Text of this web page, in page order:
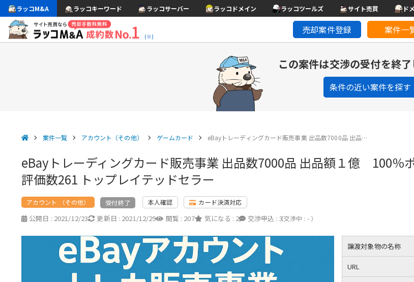
ラッコM&A ラッコキーワード ラッコサーバー ラッコドメイン ラッコツールズ サイト売買 ド
(※)
売却案件登録 案件一
この案件は交渉の受付を終了
条件の近い案件を探す
案件一覧 アカウント（その他） ゲームカード eBayトレーディングカード販売事業 出品数7000品 出品…
eBayトレーディングカード販売事業 出品数7000品 出品額１億 100％
評価数261 トップレイテッドセラー
アカウント （その他） 受付終了 本人確認 カード決済対応
公開日 : 2021/12/23 更新日 : 2021/12/29 閲覧 : 207 気になる : 2 交渉申込 : 3
（交渉中 : - ）
譲渡対象物の名称
URL